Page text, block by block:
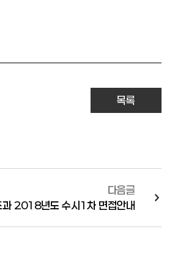
목록
다음글
과 2018년도 수시1차 면접안내